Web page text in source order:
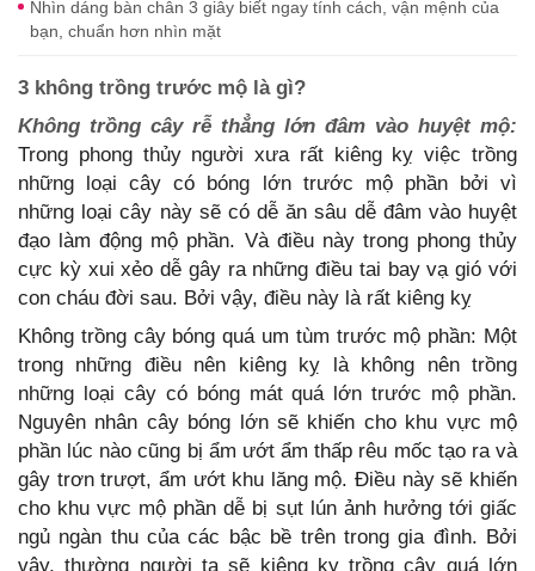
Nhìn dáng bàn chân 3 giây biết ngay tính cách, vận mệnh của
bạn, chuẩn hơn nhìn mặt
3 không trồng trước mộ là gì?
Không trồng cây rễ thẳng lớn đâm vào huyệt mộ:
Trong phong thủy người xưa rất kiêng kỵ việc trồng
những loại cây có bóng lớn trước mộ phần bởi vì
những loại cây này sẽ có dễ ăn sâu dễ đâm vào huyệt
đạo làm động mộ phần. Và điều này trong phong thủy
cực kỳ xui xẻo dễ gây ra những điều tai bay vạ gió với
con cháu đời sau. Bởi vậy, điều này là rất kiêng kỵ
Không trồng cây bóng quá um tùm trước mộ phần: Một
trong những điều nên kiêng kỵ là không nên trồng
những loại cây có bóng mát quá lớn trước mộ phần.
Nguyên nhân cây bóng lớn sẽ khiến cho khu vực mộ
phần lúc nào cũng bị ẩm ướt ẩm thấp rêu mốc tạo ra và
gây trơn trượt, ẩm ướt khu lăng mộ. Điều này sẽ khiến
cho khu vực mộ phần dễ bị sụt lún ảnh hưởng tới giấc
ngủ ngàn thu của các bậc bề trên trong gia đình. Bởi
vậy, thường người ta sẽ kiêng kỵ trồng cây quá lớn